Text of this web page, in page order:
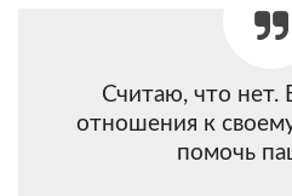
Считаю, что нет.
отношения к
помочь